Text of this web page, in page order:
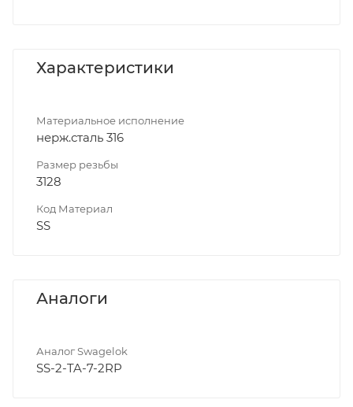
Характеристики
Материальное исполнение
нерж.сталь 316
Размер резьбы
3128
Код Материал
SS
Аналоги
Аналог Swagelok
SS-2-TA-7-2RP